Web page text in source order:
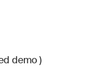
demo )